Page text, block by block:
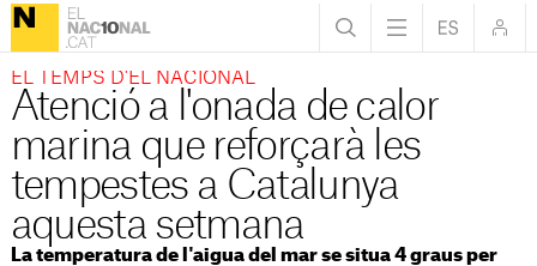
EL TEMPS D'EL NACIONAL
Atenció a l'onada de calor
marina que reforçarà les
tempestes a Catalunya
aquesta setmana
La temperatura de l'aigua del mar se situa 4 graus per